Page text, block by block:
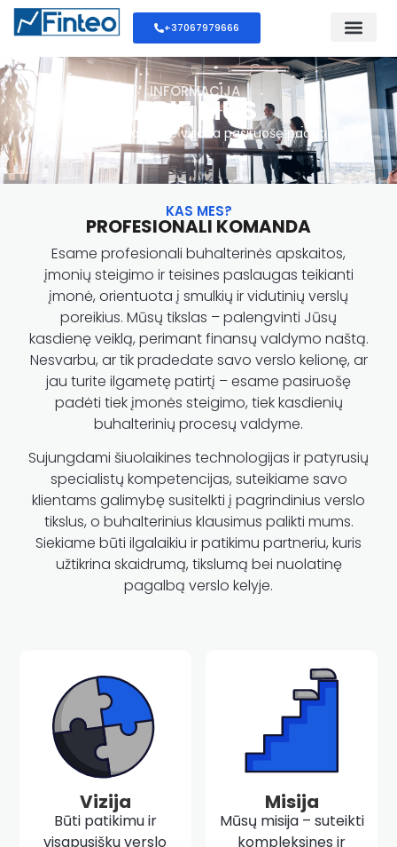
+37067979666
INFORMACIJA
APIE MUS
Profesionalai, kurie visada pasiruošę padėti
KAS MES?
PROFESIONALI KOMANDA
Esame profesionali buhalterinės apskaitos,
įmonių steigimo ir teisines paslaugas teikianti
įmonė, orientuota į smulkių ir vidutinių verslų
poreikius. Mūsų tikslas – palengvinti Jūsų
kasdienę veiklą, perimant finansų valdymo naštą.
Nesvarbu, ar tik pradedate savo verslo kelionę, ar
jau turite ilgametę patirtį – esame pasiruošę
padėti tiek įmonės steigimo, tiek kasdienių
buhalterinių procesų valdyme.
Sujungdami šiuolaikines technologijas ir patyrusių
specialistų kompetencijas, suteikiame savo
klientams galimybę susitelkti į pagrindinius verslo
tikslus, o buhalterinius klausimus palikti mums.
Siekiame būti ilgalaikiu ir patikimu partneriu, kuris
užtikrina skaidrumą, tikslumą bei nuolatinę
pagalbą verslo kelyje.
Vizija
Būti patikimu ir
visapusišku verslo
Misija
Mūsų misija – suteikti
kompleksines ir